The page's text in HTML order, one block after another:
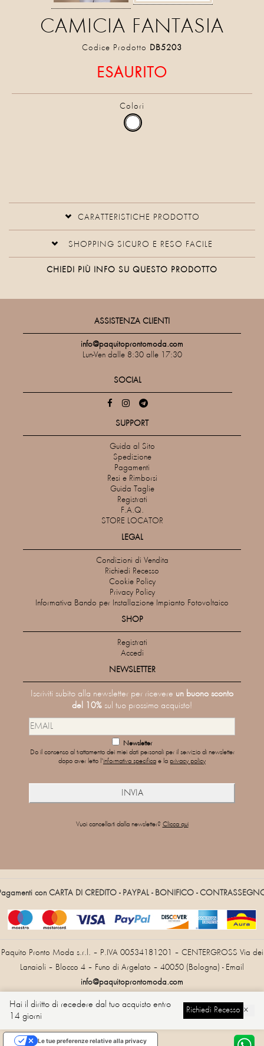
CAMICIA FANTASIA
Codice Prodotto DB5203
ESAURITO
Colori
CARATTERISTICHE PRODOTTO
SHOPPING SICURO E RESO FACILE
CHIEDI PIÙ INFO SU QUESTO PRODOTTO
ASSISTENZA CLIENTI
info@paquitoprontomoda.com
Lun-Ven dalle 8:30 alle 17:30
SOCIAL
SUPPORT
Guida al Sito
Spedizione
Pagamenti
Resi e Rimborsi
Guida Taglie
Registrati
F.A.Q.
STORE LOCATOR
LEGAL
Condizioni di Vendita
Richiedi Recesso
Cookie Policy
Privacy Policy
Informativa Bando per Installazione Impianto Fotovoltaico
SHOP
Registrati
Accedi
NEWSLETTER
Iscriviti subito alla newsletter per ricevere un buono sconto
del 10% sul tuo prossimo acquisto!
Newsletter
Do il consenso al trattamento dei miei dati personali per il servizio di newsletter
dopo aver letto l'informativa specifica e la privacy policy
Vuoi cancellarti dalla newsletter? Clicca qui
con CARTA DI CREDITO - PAYPAL - BONIFICO -
Paquito Pronto Moda s.r.l. – P.IVA 00534181201 – CENTERGROSS Via dei
Lanaioli – Blocco 4 – Funo di Argelato – 40050 (Bologna) - Email
info@paquitoprontomoda.com
Hai il diritto di recedere dal tuo acquisto entro
14 giorni
Richiedi Recesso ×
Le tue preferenze relative alla privacy